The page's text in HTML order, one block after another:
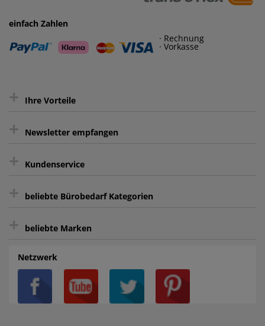
einfach Zahlen
· Rechnung
· Vorkasse
+ Ihre Vorteile
Kauf auf Rechnung³
sicher Shoppen durch SSL
intelligentes Kundenkonto
+ Newsletter empfangen
Sie können sich zu jeder Zeit abmelden.
+ Kundenservice
Kontakt
FAQ
AGB
Datenschutz
Privatsphäre-Einstellungen
Über uns
+ beliebte Bürobedarf Kategorien
Aktenvernichter
Batterien
Bleistifte
Blöcke
Boardmarker
Heftstreifen
Kaffee
Klebeband
Radiergummis
Schnellhefter
Sichthüllen
+ beliebte Marken
Alco
Avery/Zweckform
Canon
Leitz
Läufer
Melitta
Netzwerk